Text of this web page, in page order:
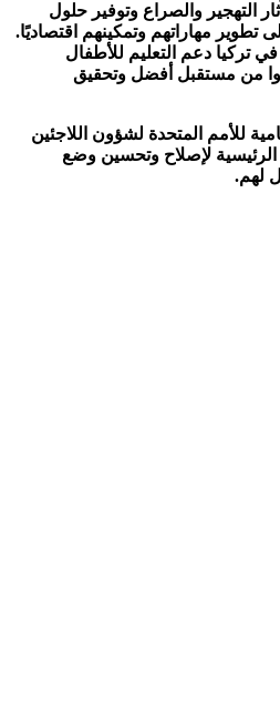
التهجير والصراع وتوفير حلول
تطوير مهاراتهم وتمكينهم اقتصاديًا.
دعم التعليم للأطفال
من مستقبل أفضل وتحقيق
للأمم المتحدة لشؤون اللاجئين
لإصلاح وتحسين وضع
لهم.